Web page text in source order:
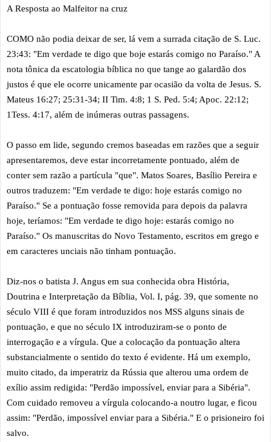
A Resposta ao Malfeitor na cruz
COMO não podia deixar de ser, lá vem a surrada citação de S. Luc.
23:43: "Em verdade te digo que boje estarás comigo no Paraíso." A
nota tônica da escatologia bíblica no que tange ao galardão dos
justos é que ele ocorre unicamente par ocasião da volta de Jesus. S.
Mateus 16:27; 25:31-34; II Tim. 4:8; 1 S. Ped. 5:4; Apoc. 22:12;
1Tess. 4:17, além de inúmeras outras passagens.
O passo em lide, segundo cremos baseadas em razões que a seguir
apresentaremos, deve estar incorretamente pontuado, além de
conter sem razão a partícula "que". Matos Soares, Basílio Pereira e
outros traduzem: "Em verdade te digo: hoje estarás comigo no
Paraíso." Se a pontuação fosse removida para depois da palavra
hoje, teríamos: "Em verdade te digo hoje: estarás comigo no
Paraíso." Os manuscritas do Novo Testamento, escritos em grego e
em caracteres unciais não tinham pontuação.
Diz-nos o batista J. Angus em sua conhecida obra História,
Doutrina e Interpretação da Bíblia, Vol. I, pág. 39, que somente no
século VIII é que foram introduzidos nos MSS alguns sinais de
pontuação, e que no século IX introduziram-se o ponto de
interrogação e a vírgula. Que a colocação da pontuação altera
substancialmente o sentido do texto é evidente. Há um exemplo,
muito citado, da imperatriz da Rússia que alterou uma ordem de
exílio assim redigida: "Perdão impossível, enviar para a Sibéria".
Com cuidado removeu a vírgula colocando-a noutro lugar, e ficou
assim: "Perdão, impossível enviar para a Sibéria." E o prisioneiro foi
salvo.